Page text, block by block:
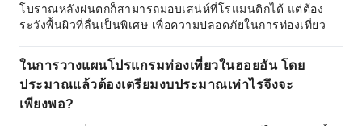
โบราณหลังฝนตกก็สามารถมอบเสน่ห์ที่โรแมนติกได้ แต่ต้อง
ระวังพื้นผิวที่ลื่นเป็นพิเศษ เพื่อความปลอดภัยในการท่องเที่ยว
ในการวางแผนโปรแกรมท่องเที่ยวในฮอยอัน โดย
ประมาณแล้วต้องเตรียมงบประมาณเท่าไรจึงจะ
เพียงพอ?